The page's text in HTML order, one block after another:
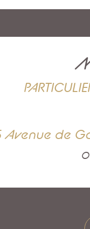
Avenue de